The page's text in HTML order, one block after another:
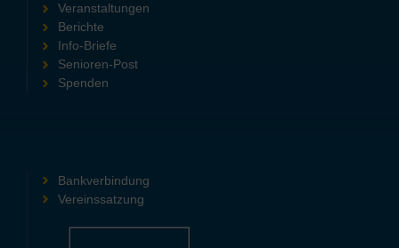
Veranstaltungen
Berichte
Info-Briefe
Senioren-Post
Spenden
Bankverbindung
Vereinssatzung